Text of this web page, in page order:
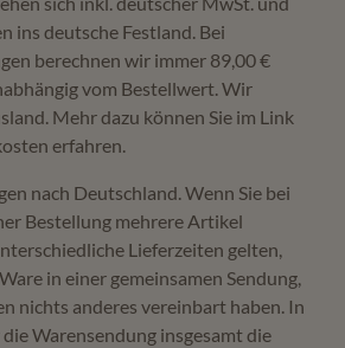
ins deutsche Festland. Bei
berechnen wir immer 89,00 €
vom Bestellwert. Wir
Mehr dazu können Sie im Link
erfahren.
nach Deutschland. Wenn Sie bei
Bestellung mehrere Artikel
Lieferzeiten gelten,
in einer gemeinsamen Sendung,
nichts anderes vereinbart haben. In
Warensendung insgesamt die